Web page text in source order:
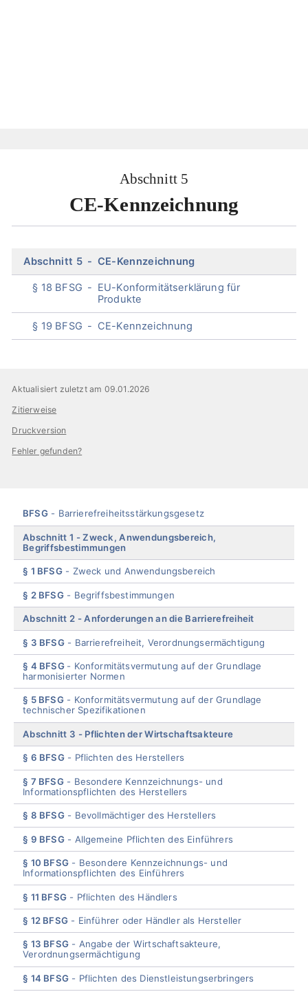
Abschnitt 5
CE-Kennzeichnung
Skip
menu
Abschnitt 5 CE-Kennzeichnung
§ 18 BFSG
EU-Konformitätserklärung für
Produkte
§ 19 BFSG CE-Kennzeichnung
of
Aktualisiert zuletzt am 09.01.2026
Zitierweise
Druckversion
Fehler gefunden?
Skip
menu
BFSG Barrierefreiheitsstärkungsgesetz
Abschnitt 1
Zweck, Anwendungsbereich,
Begriffsbestimmungen
§ 1 BFSG Zweck und Anwendungsbereich
§ 2 BFSG Begriffsbestimmungen
Abschnitt 2 Anforderungen an die Barrierefreiheit
§ 3 BFSG Barrierefreiheit, Verordnungsermächtigung
§ 4 BFSG
Konformitätsvermutung auf der Grundlage
harmonisierter Normen
§ 5 BFSG
Konformitätsvermutung auf der Grundlage
technischer Spezifikationen
Abschnitt 3 Pflichten der Wirtschaftsakteure
§ 6 BFSG Pflichten des Herstellers
§ 7 BFSG
Besondere Kennzeichnungs- und
Informationspflichten des Herstellers
§ 8 BFSG Bevollmächtiger des Herstellers
§ 9 BFSG Allgemeine Pflichten des Einführers
§ 10 BFSG
Besondere Kennzeichnungs- und
Informationspflichten des Einführers
§ 11 BFSG Pflichten des Händlers
§ 12 BFSG Einführer oder Händler als Hersteller
§ 13 BFSG
Angabe der Wirtschaftsakteure,
Verordnungsermächtigung
§ 14 BFSG Pflichten des Dienstleistungserbringers